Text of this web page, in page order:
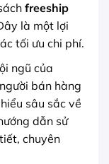
freeship
là một lợi
tối ưu chi phí.
ngũ của
bán hàng
sâu sắc về
dẫn sử
chuyên